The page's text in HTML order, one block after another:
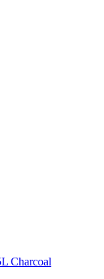
Charcoal